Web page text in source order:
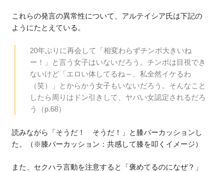
これらの発言の異常性について、アルテイシア氏は下記の
ようにたとえている。
20年ぶりに再会して「相変わらずチンポ大きいね
ー！」と言う女子はいないだろう。チンポは目視でき
ないけど「エロい体してるね～、私全然イケるわ
（笑）」とからかう女子もいないだろう。そんなこと
したら周りはドン引きして、ヤバい女認定されるだろ
う（p.68）
読みながら「そうだ！ そうだ！」と膝パーカッションし
た。（※膝パーカッション：共感して膝を叩くイメージ）
また、セクハラ言動を注意すると「褒めてるのになぜ？」